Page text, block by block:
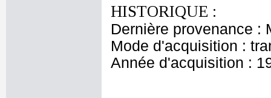
HISTORIQUE :
Dernière provenance :
Mode d'acquisition :
Année d'acquisition :